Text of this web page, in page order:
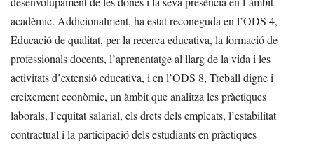
acadèmic. Addicionalment, ha estat reconeguda en l’ODS 4,
Educació de qualitat, per la recerca educativa, la formació de
professionals docents, l’aprenentatge al llarg de la vida i les
activitats d’extensió educativa, i en l’ODS 8, Treball digne i
creixement econòmic, un àmbit que analitza les pràctiques
laborals, l’equitat salarial, els drets dels empleats, l’estabilitat
contractual i la participació dels estudiants en pràctiques